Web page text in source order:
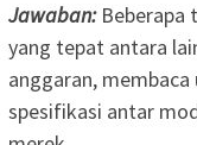
Jawaban:Beberapa
yang tepat antara
anggaran,
spesifikasi antar